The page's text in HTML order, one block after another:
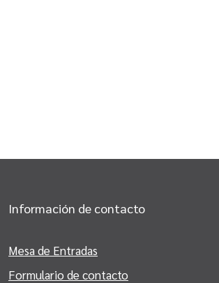
Información de contacto
Mesa de Entradas
Formulario de contacto